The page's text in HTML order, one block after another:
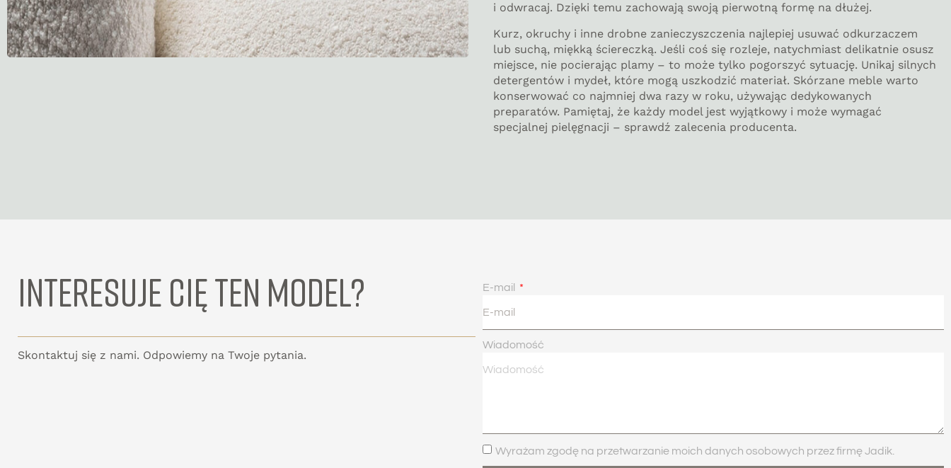
i odwracaj. Dzięki temu zachowają swoją pierwotną formę na dłużej.
Kurz, okruchy i inne drobne zanieczyszczenia najlepiej usuwać odkurzaczem
lub suchą, miękką ściereczką. Jeśli coś się rozleje, natychmiast delikatnie osusz
miejsce, nie pocierając plamy – to może tylko pogorszyć sytuację. Unikaj silnych
detergentów i mydeł, które mogą uszkodzić materiał. Skórzane meble warto
konserwować co najmniej dwa razy w roku, używając dedykowanych
preparatów. Pamiętaj, że każdy model jest wyjątkowy i może wymagać
specjalnej pielęgnacji – sprawdź zalecenia producenta.
INTERESUJE CIĘ TEN MODEL?
Skontaktuj się z nami. Odpowiemy na Twoje pytania.
E-mail
Wiadomość
Wyrażam zgodę na przetwarzanie moich danych osobowych przez firmę Jadik.